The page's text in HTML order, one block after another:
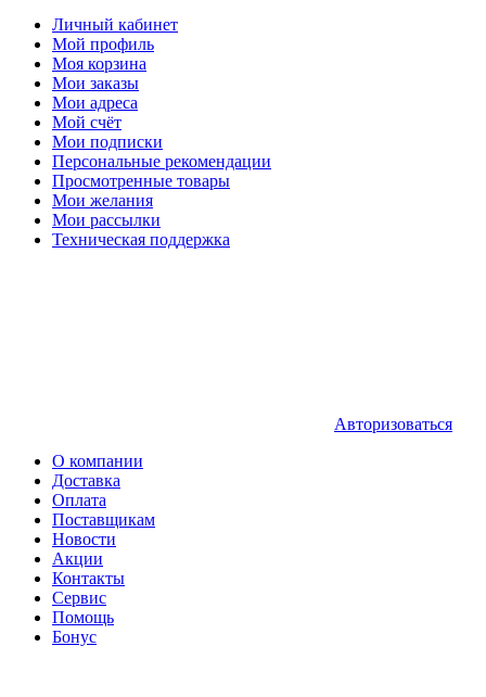
Личный кабинет
Мой профиль
Моя корзина
Мои заказы
Мои адреса
Мой счёт
Мои подписки
Персональные рекомендации
Просмотренные товары
Мои желания
Мои рассылки
Техническая поддержка
Авторизоваться
О компании
Доставка
Оплата
Поставщикам
Новости
Акции
Контакты
Сервис
Помощь
Бонус